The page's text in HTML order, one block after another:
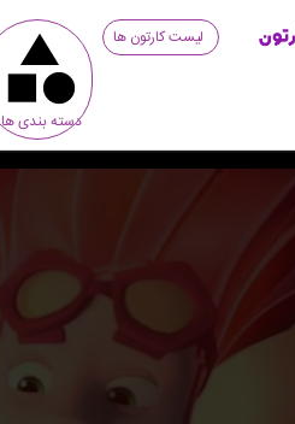
لیست کارتون ها
دسته بندی ها